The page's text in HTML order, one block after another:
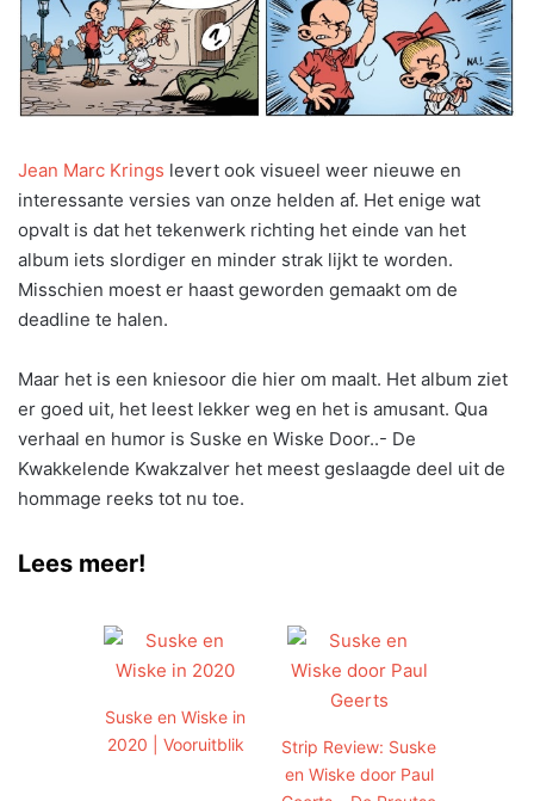
Jean Marc Krings levert ook visueel weer nieuwe en
interessante versies van onze helden af. Het enige wat
opvalt is dat het tekenwerk richting het einde van het
album iets slordiger en minder strak lijkt te worden.
Misschien moest er haast geworden gemaakt om de
deadline te halen.
Maar het is een kniesoor die hier om maalt. Het album ziet
er goed uit, het leest lekker weg en het is amusant. Qua
verhaal en humor is Suske en Wiske Door..- De
Kwakkelende Kwakzalver het meest geslaagde deel uit de
hommage reeks tot nu toe.
Lees meer!
Suske en Wiske in
2020 | Vooruitblik
Strip Review: Suske
en Wiske door Paul